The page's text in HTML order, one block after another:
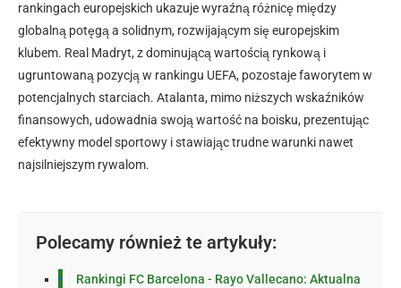
rankingach europejskich ukazuje wyraźną różnicę między
globalną potęgą a solidnym, rozwijającym się europejskim
klubem. Real Madryt, z dominującą wartością rynkową i
ugruntowaną pozycją w rankingu UEFA, pozostaje faworytem w
potencjalnych starciach. Atalanta, mimo niższych wskaźników
finansowych, udowadnia swoją wartość na boisku, prezentując
efektywny model sportowy i stawiając trudne warunki nawet
najsilniejszym rywalom.
Polecamy również te artykuły:
Rankingi FC Barcelona - Rayo Vallecano: Aktualna